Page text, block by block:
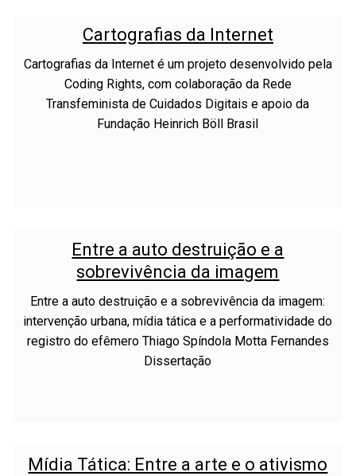
Cartografias da Internet
Cartografias da Internet é um projeto desenvolvido pela
Coding Rights, com colaboração da Rede
Transfeminista de Cuidados Digitais e apoio da
Fundação Heinrich Böll Brasil
Entre a auto destruição e a
sobrevivência da imagem
Entre a auto destruição e a sobrevivência da imagem:
intervenção urbana, mídia tática e a performatividade do
registro do efêmero Thiago Spíndola Motta Fernandes
Dissertação
Mídia Tática: Entre a arte e o ativismo